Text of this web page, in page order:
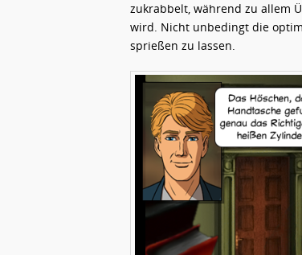
zukrabbelt, während zu allem
wird. Nicht unbedingt die
sprießen zu lassen.